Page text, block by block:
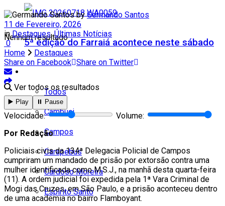
5ª edição do Farraiá acontece neste sábado
Todos
Cambuci
Campos
Carapebus
Cardoso Moreira
Espírito Santo
Nenhum resultado
Ver todos os resultados
by Germando Santos
11 de Fevereiro, 2026
in Destaques,Últimas Notícias
0
Home
Destaques
Share on Facebook Share on Twitter
▶️ Play ⏸️ Pause
Velocidade:
Volume:
Por Redação
Policiais civis da 134ª Delegacia Policial de Campos
cumpriram um mandado de prisão por extorsão contra uma
mulher identificada como M.S.J., na manhã desta quarta-feira
(11). A ordem judicial foi expedida pela 1ª Vara Criminal de
Mogi das Cruzes, em São Paulo, e a prisão aconteceu dentro
de uma academia no bairro Flamboyant.